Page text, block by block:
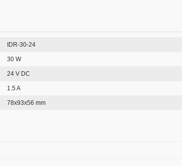
IDR-30-24
30 W
24 V DC
1.5 A
78x93x56 mm